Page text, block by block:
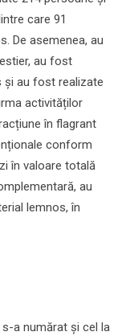
care 91
De asemenea, au
au fost
și au fost realizate
activităților
în flagrant
conform
în valoare totală
au
lemnos, în
a numărat și cel la